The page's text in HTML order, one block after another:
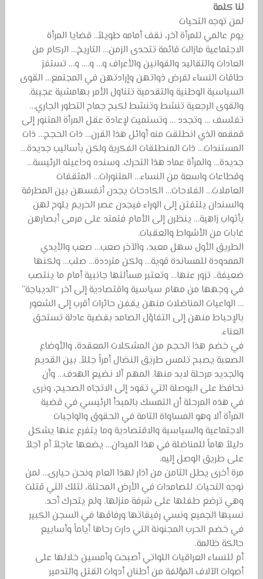
لنا كلمة
لمن توجه التحيات
يوم عالمي للمرأة آخر، نقف أمامه طويلاً.. قضايا المرأة
الاجتماعية مازالت قائمة تتحدى الزمن… التاريخ… الركام من
العادات والتقاليد والقوانين والأعراف و… و…. و… تستفز
طاقات النساء لفرض ذواتهن وإرادتهن في المجتمع… القوى
السياسية الوطنية والتقدمية تتناول الأمر بهامشية عجيبة.
والقوى الرجعية تنشط وتنشط لكبح جماح التطور الجاري…
تفلسف … وتجدد … وتستميت لإعادة عقل المرأة المتنور إلى
قمقمه الذي انطلقت منه أوائل هذا القرن… ذات الحجج… ذات
المستندات… ذات المنطلقات الفكرية ولكن بأساليب جديدة…
جديدة… والمرأة عماد هذا التحرك. وسنده وداعيته الرئيسة…
وقطاعات واسعة من النساء… المتنورات… المثقفات
العاملات… الفلاحات… الكادحات يجدن أنفسهن بين المطرقة
والسندان يلتفتن إلى الوراء فيجدن عصر الحريم يلوح لهن
بأثواب زاهية… ينظرن إلى الأمام فتمتد على مرمى أبصارهن
غابات من الأشواط والعقبات.
الطريق الأول سهل معبد، والآخر صعب… صعب والأيدي
الممدودة للمساندة قوية… ولكن مترددة… صلب… ولكنها
ضعيفة.. تزور عنها… وتعتبر مسألتها جانبية أمام ما ينتصب
في وجهها من مهام سياسية واقتصادية إلى آخر “الديباجة”
… الواعيات المناضلات منهن يقفن حائرات أقرب إلى الشعور
بالإحباط منهن إلى التفاؤل الصامد بقضية عادلة تستحق
العناء.
في خضم هذا الحجم من المشكلات المعقدة، والأوضاع
الصعبة يصبح تلمس طريق النضال أمراً جللاً. بين القديم
والجديد مرحلة لابد منها. المهم ألا نضيع الهدف… وأن
نحافظ على البوصلة التي تقود إلى الاتجاه الصحيح، ونرى
في هذه المرحلة أن التمسك بالمبدأ الرئيسي في قضية
المرأة ألا وهو المساواة التامة في الحقوق والواجبات
الاجتماعية والسياسية والاقتصادية وما يتفرع عنها يشكل
دليلاً هاماً للمناضلة في هذا الميدان… يضعها عاجلاً أم آجلاً
على طريق الوصل إليه.
مرة أخرى يطل الثامن من آذار لهذا العام ونحن حيارى… لمن
نوجه التحيات. للصامدات في الأرض المحتلة، لتلك التي قتلت
وهي ترضع طفلها على شرفة منزلها. ولم يتحرك أحد.
نسيها الجميع ونسي رفيقاتها ورفاقها في السجن الكبير
في خضم الحرب المجنونة التي دارت رحاها أياماً وأسابيع
حالكة ظالمة.
أم للنساء العراقيات اللواتي أصبحت وأمسين خلالها على
أصوات الآلاف المؤلفة من أطنان أدوات القتل والتدمير